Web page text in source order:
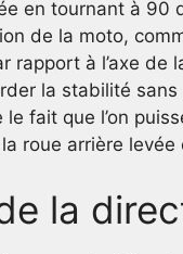
en tournant à 90
de la moto,
rapport à l’axe
la stabilité
fait que l’on
roue arrière levée
la